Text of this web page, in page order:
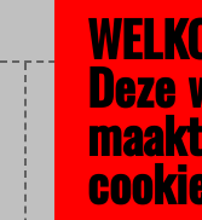
Deze